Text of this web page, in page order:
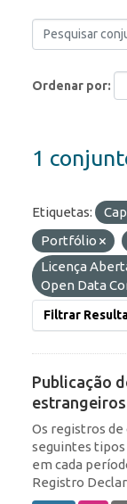
Ordenar por
1
Etiquetas:
Portfólio
Licença
Open Data
Filtrar
Publicação
estrangeiros
Os registros
seguintes tipos
em cada
Registro